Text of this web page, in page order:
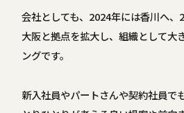
会社としても、2024年には香川へ、
大阪と拠点を拡大し、組織として大
ングです。
新入社員やパートさんや契約社員で